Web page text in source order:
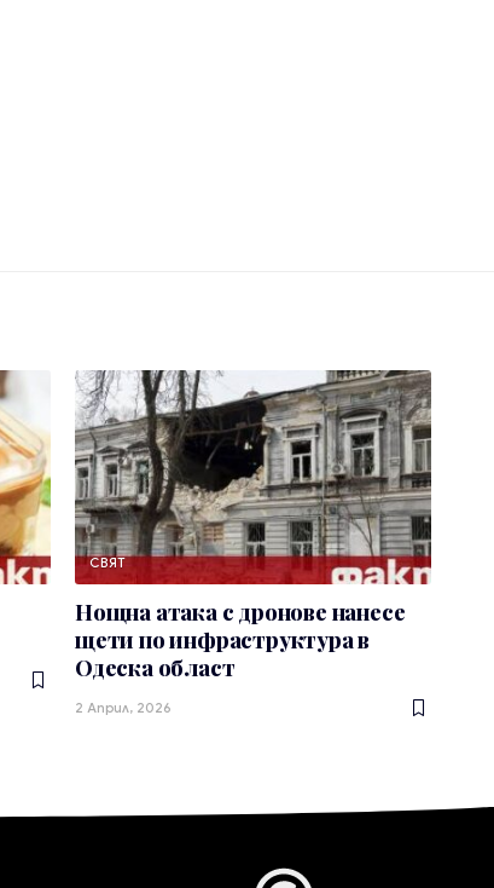
СВЯТ
Нощна атака с дронове нанесе
щети по инфраструктура в
Одеска област
2 Април, 2026